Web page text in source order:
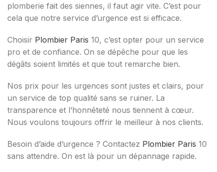
plomberie fait des siennes, il faut agir vite. C’est pour
cela que notre service d’urgence est si efficace.
Choisir Plombier Paris 10, c’est opter pour un service
pro et de confiance. On se dépêche pour que les
dégâts soient limités et que tout remarche bien.
Nos prix pour les urgences sont justes et clairs, pour
un service de top qualité sans se ruiner. La
transparence et l’honnêteté nous tiennent à cœur.
Nous voulons toujours offrir le meilleur à nos clients.
Besoin d’aide d’urgence ? Contactez Plombier Paris 10
sans attendre. On est là pour un dépannage rapide.